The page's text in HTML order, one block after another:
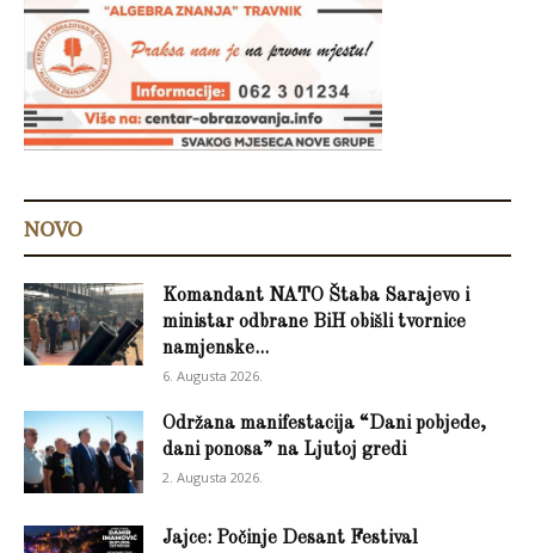
NOVO
Komandant NATO Štaba Sarajevo i
ministar odbrane BiH obišli tvornice
namjenske...
6. Augusta 2026.
Održana manifestacija “Dani pobjede,
dani ponosa” na Ljutoj gredi
2. Augusta 2026.
Jajce: Počinje Desant Festival